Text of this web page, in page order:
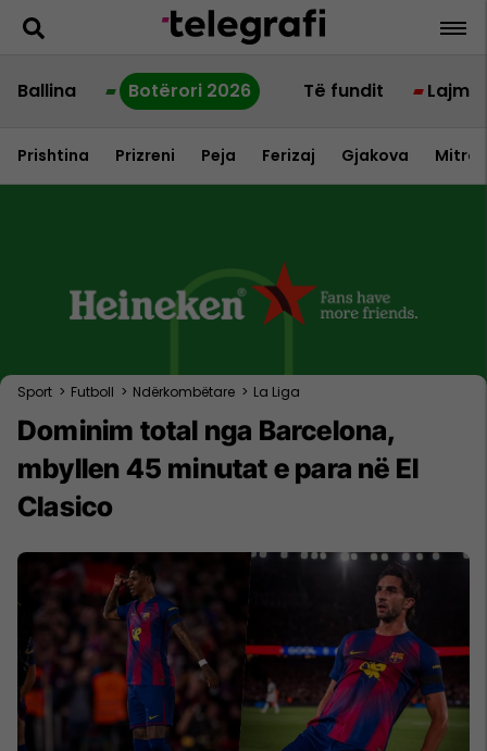
Ballina Botërori 2026 Të fundit Lajme
Prishtina Prizreni Peja Ferizaj Gjakova
Sport > Futboll > Ndërkombëtare > La Liga
Dominim total nga Barcelona,
mbyllen 45 minutat e para në El
Clasico